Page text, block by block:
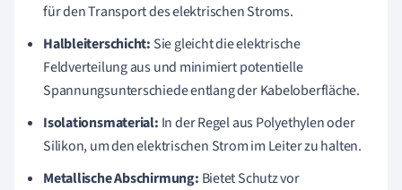
für den Transport des elektrischen Stroms.
Halbleiterschicht: Sie gleicht die elektrische
Feldverteilung aus und minimiert potentielle
Spannungsunterschiede entlang der Kabeloberfläche.
Isolationsmaterial: In der Regel aus Polyethylen oder
Silikon, um den elektrischen Strom im Leiter zu halten.
Metallische Abschirmung: Bietet Schutz vor